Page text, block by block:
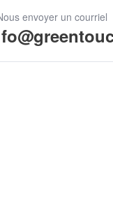
envoyer un courriel